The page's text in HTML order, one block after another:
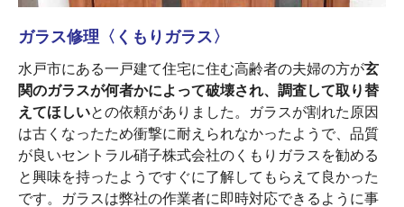
ガラス修理〈くもりガラス〉
水戸市にある一戸建て住宅に住む高齢者の夫婦の方が玄
関のガラスが何者かによって破壊され、調査して取り替
えてほしいとの依頼がありました。ガラスが割れた原因
は古くなったため衝撃に耐えられなかったようで、品質
が良いセントラル硝子株式会社のくもりガラスを勧める
と興味を持ったようですぐに了解してもらえて良かった
です。ガラスは弊社の作業者に即時対応できるように事